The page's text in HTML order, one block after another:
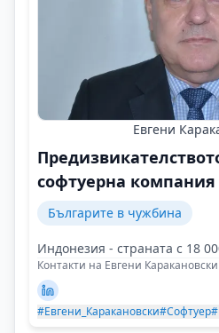
Евгени
софтуерна
Българите в чужбина
Индонезия - страната с 18
Контакти на Евгени Каракановски
#Евгени_Каракановски#Софтуер